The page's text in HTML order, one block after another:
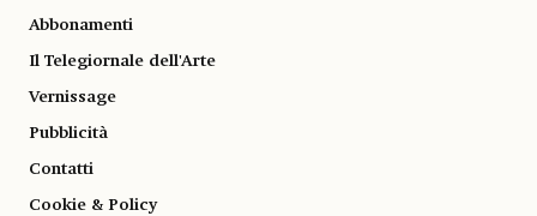
Abbonamenti
Il Telegiornale dell'Arte
Vernissage
Pubblicità
Contatti
Cookie & Policy